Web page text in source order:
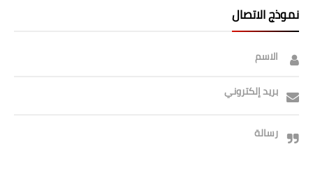
نموذج الاتصال
الاسم
بريد إلكتروني
رسالة